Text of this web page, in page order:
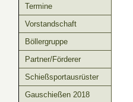
Termine
Vorstandschaft
Böllergruppe
Partner/Förderer
Schießsportausrüster
Gauschießen 2018